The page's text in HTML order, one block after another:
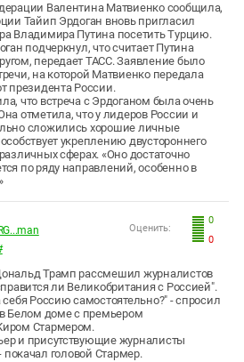
Валентина Матвиенко сообщила,
Тайип Эрдоган вновь пригласил
Владимира Путина посетить Турцию.
подчеркнул, что считает Путина
передает ТАСС. Заявление было
на которой Матвиенко передала
президента России.
что встреча с Эрдоганом была очень
отметила, что у лидеров России и
сложились хорошие личные
укреплению двустороннего
сферах. «Оно достаточно
по ряду направлений, особенно в
0
0
Оценить:
Трамп рассмешил журналистов
ли Великобритания с Россией".
Россию самостоятельно?" - спросил
Белом доме с премьером
Стармером.
и присутствующие журналисты
покачал головой Стармер.